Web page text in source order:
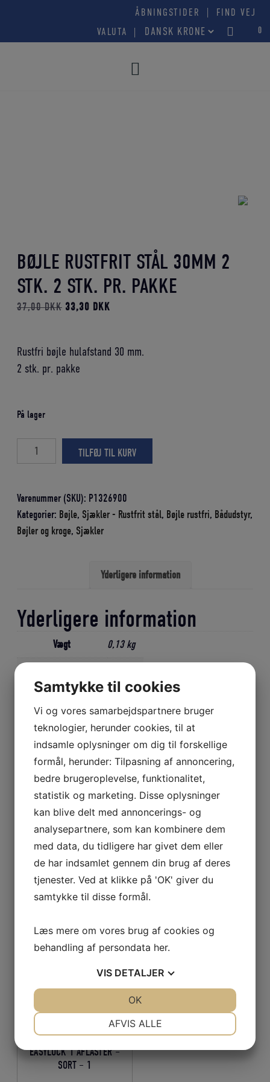
indholdet
ÅBNINGSTIDER |
FIND VEJ
VALUTA
0
BØJLE RUSTFRIT STÅL 30MM 2
STK. 2 STK. PR. PAKKE
37,00DKK Den
33,30 DKKDen
Rustfri bøjle hulafstand 30 mm.
2 stk. pr. pakke
På lager
BØJLE
RUSTFRIT
30MM
2
STK.
antal
TILFØJ TIL KURV
Varenummer (SKU): P1326900
Kategorier: Bøjle, Sjækler - Rustfrit stål, Bøjle rustfri, Bådudstyr,
Bøjler og kroge, Sjækler
Yderligere information
Yderligere information
Vægt 0,13 kg
Relaterede varer
STOPKABEL 25 FOD 762CM
Den
oprindelige
var:
719,10DKKDen
aktuelle
LÆS MERE
REGATTA FLYDEDRAGT 953
– MEDIUM STR. M
Den
1.799,10DKK
LÆS MERE
EASYLOCK 1 AFLASTER –
SORT – 1
Samtykke til cookies
Vi og vores samarbejdspartnere bruger
teknologier, herunder cookies, til at
indsamle oplysninger om dig til forskellige
formål, herunder: Tilpasning af annoncering,
bedre brugeroplevelse, funktionalitet,
statistik og marketing. Disse oplysninger
kan blive delt med annoncerings- og
analysepartnere, som kan kombinere dem
med data, du tidligere har givet dem eller
de har indsamlet gennem din brug af deres
tjenester. Ved at klikke på 'OK' giver du
samtykke til disse formål.
Læs mere om vores brug af cookies og
behandling af persondata her.
VIS DETALJER
MARKETING
AFVIS ALLE
OK